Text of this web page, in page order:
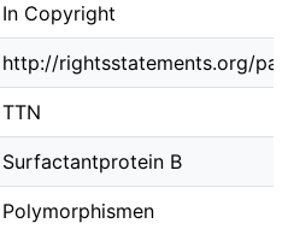
In Copyright
http://rightsstatements.org/
TTN
Surfactantprotein B
Polymorphismen